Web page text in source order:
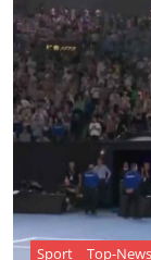
Sport Top-News